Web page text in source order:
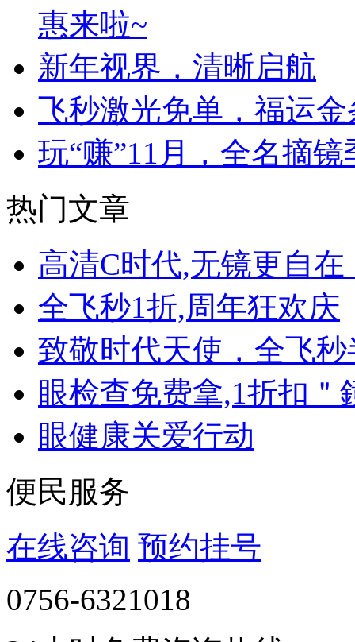
惠来啦~
新年视界，清晰启航
飞秒激光免单，福运
玩“赚”11月，全名摘镜
热门文章
高清C时代,无镜更自
全飞秒1折,周年狂欢庆
致敬时代天使，全飞秒
眼检查免费拿,1折扣＂
眼健康关爱行动
便民服务
在线咨询 预约挂号
0756-6321018